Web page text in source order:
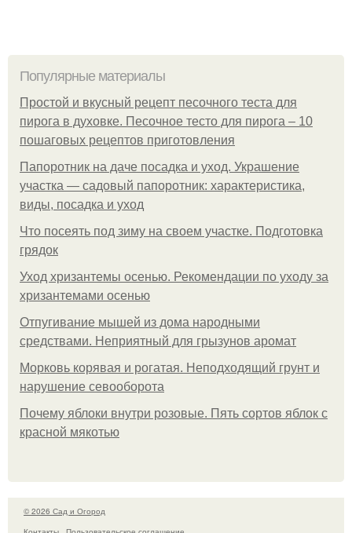
Популярные материалы
Простой и вкусный рецепт песочного теста для
пирога в духовке. Песочное тесто для пирога – 10
пошаговых рецептов приготовления
Папоротник на даче посадка и уход. Украшение
участка — садовый папоротник: характеристика,
виды, посадка и уход
Что посеять под зиму на своем участке. Подготовка
грядок
Уход хризантемы осенью. Рекомендации по уходу за
хризантемами осенью
Отпугивание мышей из дома народными
средствами. Неприятный для грызунов аромат
Морковь корявая и рогатая. Неподходящий грунт и
нарушение севооборота
Почему яблоки внутри розовые. Пять сортов яблок с
красной мякотью
© 2026 Сад и Огород